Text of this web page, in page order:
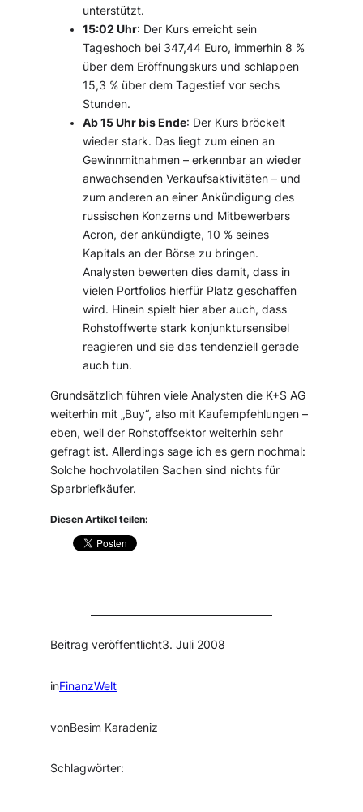
unterstützt.
15:02 Uhr: Der Kurs erreicht sein
Tageshoch bei 347,44 Euro, immerhin 8 %
über dem Eröffnungskurs und schlappen
15,3 % über dem Tagestief vor sechs
Stunden.
Ab 15 Uhr bis Ende: Der Kurs bröckelt
wieder stark. Das liegt zum einen an
Gewinnmitnahmen – erkennbar an wieder
anwachsenden Verkaufsaktivitäten – und
zum anderen an einer Ankündigung des
russischen Konzerns und Mitbewerbers
Acron, der ankündigte, 10 % seines
Kapitals an der Börse zu bringen.
Analysten bewerten dies damit, dass in
vielen Portfolios hierfür Platz geschaffen
wird. Hinein spielt hier aber auch, dass
Rohstoffwerte stark konjunktursensibel
reagieren und sie das tendenziell gerade
auch tun.
Grundsätzlich führen viele Analysten die K+S AG
weiterhin mit „Buy“, also mit Kaufempfehlungen –
eben, weil der Rohstoffsektor weiterhin sehr
gefragt ist. Allerdings sage ich es gern nochmal:
Solche hochvolatilen Sachen sind nichts für
Sparbriefkäufer.
Diesen Artikel teilen:
Beitrag veröffentlicht3. Juli 2008
inFinanzWelt
vonBesim Karadeniz
Schlagwörter: